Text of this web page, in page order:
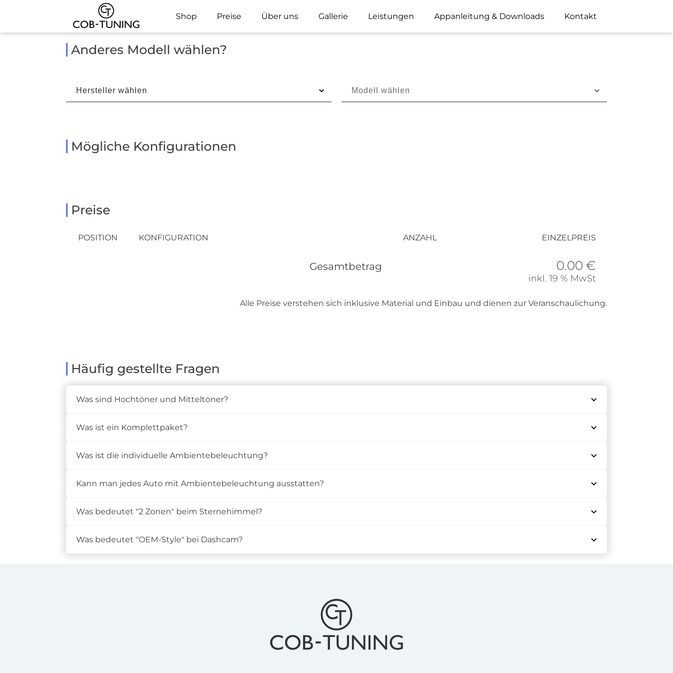
Shop Preise Über uns Gallerie Leistungen Appanleitung & Downloads Kontakt
Anderes Modell wählen?
Mögliche Konfigurationen
Preise
POSITION KONFIGURATION ANZAHL EINZELPREIS
Gesamtbetrag 0.00 €
inkl. 19 % MwSt
Alle Preise verstehen sich inklusive Material und Einbau und dienen zur Veranschaulichung.
Häufig gestellte Fragen
Was sind Hochtöner und Mitteltöner?
Was ist ein Komplettpaket?
Was ist die individuelle Ambientebeleuchtung?
Kann man jedes Auto mit Ambientebeleuchtung ausstatten?
Was bedeutet "2 Zonen" beim Sternehimmel?
Was bedeutet "OEM-Style" bei Dashcam?